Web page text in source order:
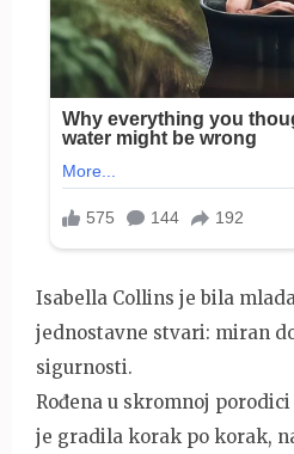
Isabella Collins je bila
jednostavne stvari: miran
sigurnosti.
Rođena u skromnoj
je gradila korak po korak,